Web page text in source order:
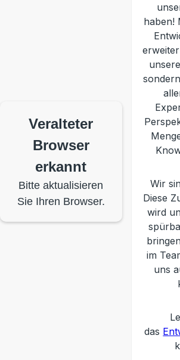
Veralteter
Browser
erkannt
Bitte aktualisieren
Sie Ihren Browser.
haben!
Wir
Diese
wird
im
uns
das